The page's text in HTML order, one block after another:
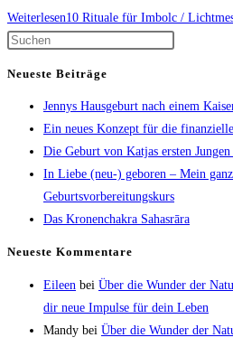
Weiterlesen10 Rituale für Imbolc /
Neueste Beiträge
Jennys Hausgeburt nach einem
Ein neues Konzept für die
Die Geburt von Katjas ersten Jungen
In Liebe (neu-) geboren – Mein
Geburtsvorbereitungskurs
Das Kronenchakra Sahasrāra
Neueste Kommentare
Eileen bei Über die Wunder der
dir neue Impulse für dein Leben
Mandy bei Über die Wunder der